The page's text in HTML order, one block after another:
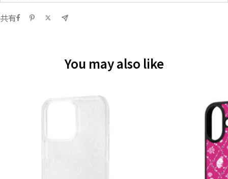
共有
You may also like